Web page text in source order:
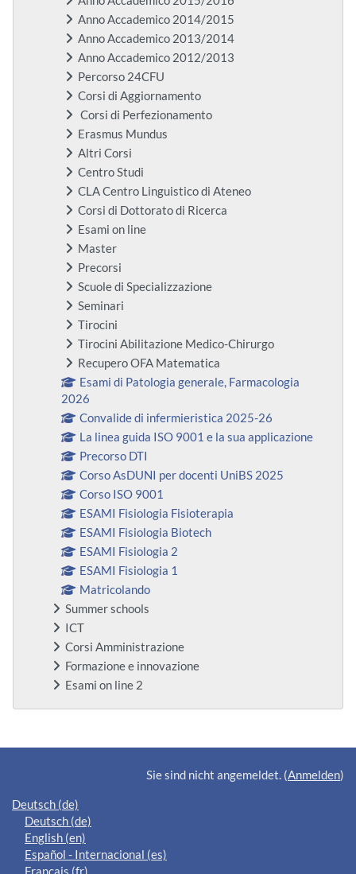
Anno Accademico 2014/2015
Anno Accademico 2013/2014
Anno Accademico 2012/2013
Percorso 24CFU
Corsi di Aggiornamento
Corsi di Perfezionamento
Erasmus Mundus
Altri Corsi
Centro Studi
CLA Centro Linguistico di Ateneo
Corsi di Dottorato di Ricerca
Esami on line
Master
Precorsi
Scuole di Specializzazione
Seminari
Tirocini
Tirocini Abilitazione Medico-Chirurgo
Recupero OFA Matematica
Esami di Patologia generale, Farmacologia
2026
Convalide di infermieristica 2025-26
La linea guida ISO 9001 e la sua applicazione
Precorso DTI
Corso AsDUNI per docenti UniBS 2025
Corso ISO 9001
ESAMI Fisiologia Fisioterapia
ESAMI Fisiologia Biotech
ESAMI Fisiologia 2
ESAMI Fisiologia 1
Matricolando
Summer schools
ICT
Corsi Amministrazione
Formazione e innovazione
Esami on line 2
Ergänzungsblöcke
Sie sind nicht angemeldet. (Anmelden)
Deutsch ‎(de)‎
Deutsch ‎(de)‎
English ‎(en)‎
Español - Internacional ‎(es)‎
Français ‎(fr)‎